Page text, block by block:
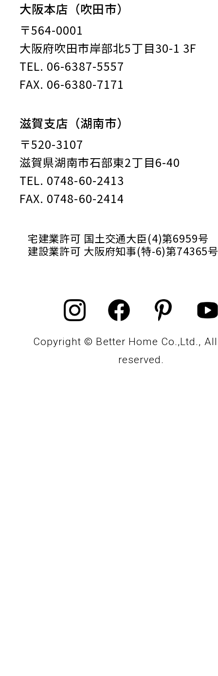
大阪本店（吹田市）
〒564-0001
大阪府吹田市岸部北5丁目30-1 3F
TEL. 06-6387-5557
FAX. 06-6380-7171
滋賀支店（湖南市）
〒520-3107
滋賀県湖南市石部東2丁目6-40
TEL. 0748-60-2413
FAX. 0748-60-2414
宅建業許可 国土交通大臣(4)第6959号
建設業許可 大阪府知事(特-6)第74365
Copyright © Better Home Co.,Ltd.,
reserved.